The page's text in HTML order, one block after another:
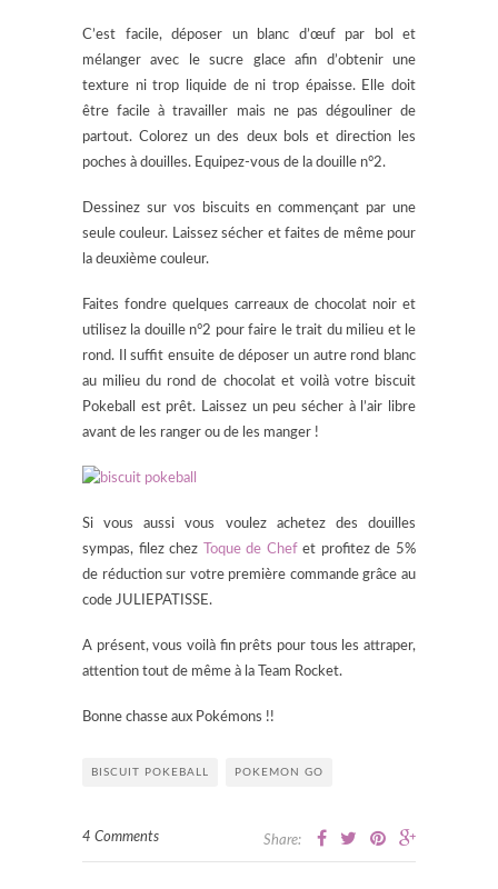
C’est facile, déposer un blanc d’œuf par bol et
mélanger avec le sucre glace afin d’obtenir une
texture ni trop liquide de ni trop épaisse. Elle doit
être facile à travailler mais ne pas dégouliner de
partout. Colorez un des deux bols et direction les
poches à douilles. Equipez-vous de la douille n°2.
Dessinez sur vos biscuits en commençant par une
seule couleur. Laissez sécher et faites de même pour
la deuxième couleur.
Faites fondre quelques carreaux de chocolat noir et
utilisez la douille n°2 pour faire le trait du milieu et le
rond. Il suffit ensuite de déposer un autre rond blanc
au milieu du rond de chocolat et voilà votre biscuit
Pokeball est prêt. Laissez un peu sécher à l’air libre
avant de les ranger ou de les manger !
Si vous aussi vous voulez achetez des douilles
sympas, filez chez
Toque de Chefet profitez de 5%
de réduction sur votre première commande grâce au
code JULIEPATISSE.
A présent, vous voilà fin prêts pour tous les attraper,
attention tout de même à la Team Rocket.
Bonne chasse aux Pokémons !!
BISCUIT POKEBALL POKEMON GO
4 Comments Share: